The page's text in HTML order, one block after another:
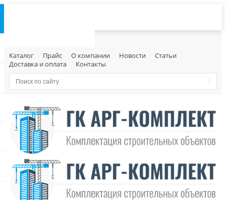
Каталог Прайс О компании Новости
Статьи
Доставка и оплата
Контакты